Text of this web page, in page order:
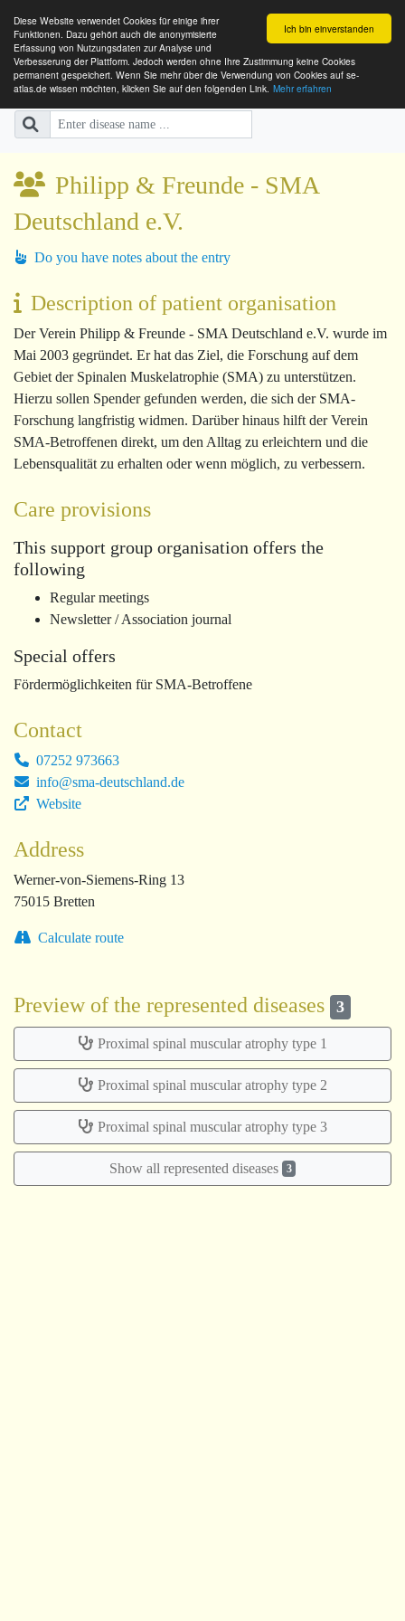
Ich bin einverstanden
Diese Website verwendet Cookies für einige ihrer
Funktionen. Dazu gehört auch die anonymisierte
Erfassung von Nutzungsdaten zur Analyse und
Verbesserung der Plattform. Jedoch werden ohne Ihre Zustimmung keine Cookies
permanent gespeichert. Wenn Sie mehr über die Verwendung von Cookies auf se-
atlas.de wissen möchten, klicken Sie auf den folgenden Link. Mehr erfahren
SE-ATLAS
Mapping of Health Care Providers
for People with Rare Diseases
Philipp & Freunde - SMA
Deutschland e.V.
Do you have notes about the entry
Description of patient organisation
Der Verein Philipp & Freunde - SMA Deutschland e.V. wurde im
Mai 2003 gegründet. Er hat das Ziel, die Forschung auf dem
Gebiet der Spinalen Muskelatrophie (SMA) zu unterstützen.
Hierzu sollen Spender gefunden werden, die sich der SMA-
Forschung langfristig widmen. Darüber hinaus hilft der Verein
SMA-Betroffenen direkt, um den Alltag zu erleichtern und die
Lebensqualität zu erhalten oder wenn möglich, zu verbessern.
Care provisions
This support group organisation offers the
following
Regular meetings
Newsletter / Association journal
Special offers
Fördermöglichkeiten für SMA-Betroffene
Contact
07252 973663
info@sma-deutschland.de
Website
Address
Werner-von-Siemens-Ring 13
75015 Bretten
Calculate route
Preview of the represented diseases 3
Proximal spinal muscular atrophy type 1
Proximal spinal muscular atrophy type 2
Proximal spinal muscular atrophy type 3
Show all represented diseases 3